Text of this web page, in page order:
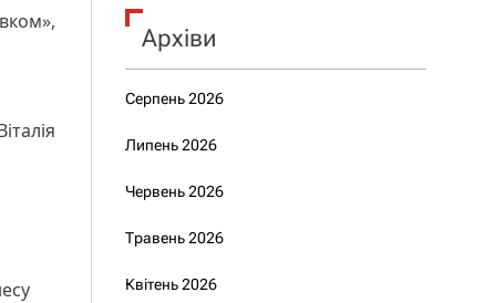
Архіви
Серпень 2026
Липень 2026
Червень 2026
Травень 2026
Квітень 2026